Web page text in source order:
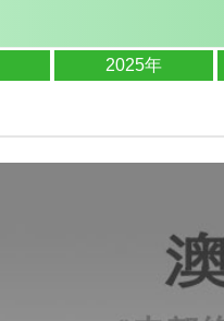
2025年